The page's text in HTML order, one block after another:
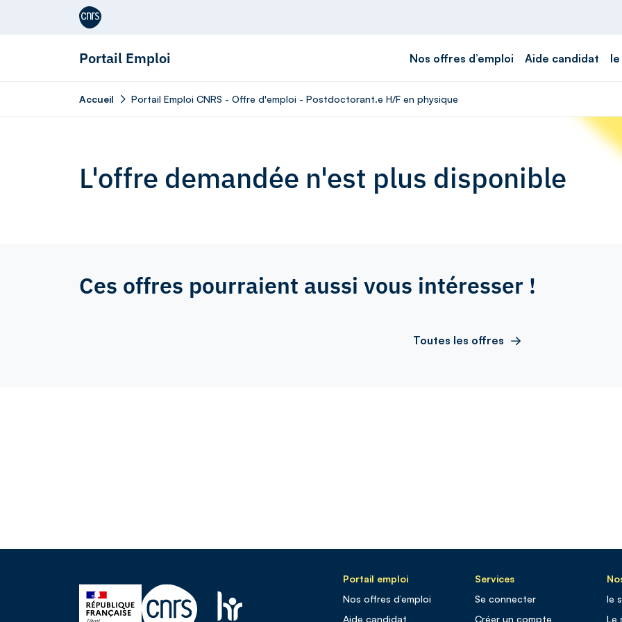
Aller au contenu
Portail Emploi Nos offres d’emploi Aide candidat
Accueil Portail Emploi CNRS - Offre d'emploi - Postdoctorant.e H/F en physique
L'offre demandée n'est plus disponible
Ces offres pourraient aussi vous intéresser !
Toutes les offres
Portail emploi
Nos offres d’emploi
Aide candidat
Services
Se connecter
Créer un compte
le
Le